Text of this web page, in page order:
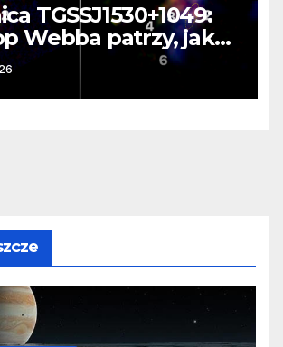
TGSSJ1530+1049:
Webba patrzy, jak
supergalaktyka i
czarna dziura